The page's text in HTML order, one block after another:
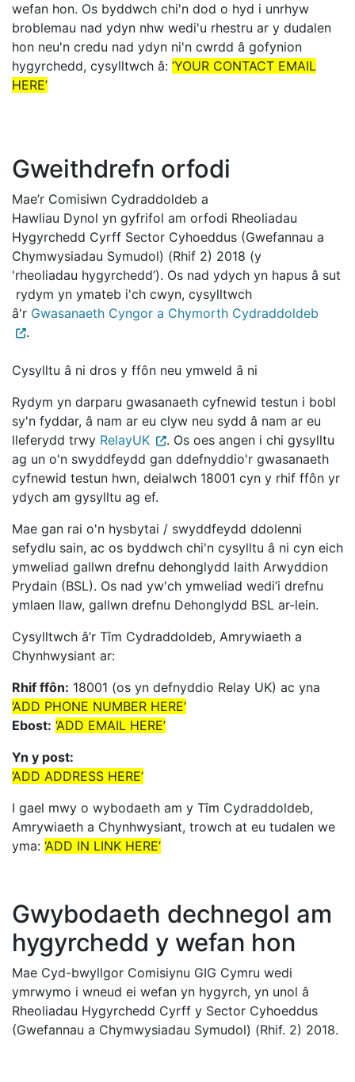
wefan hon. Os byddwch chi'n dod o hyd i unrhyw
broblemau nad ydyn nhw wedi'u rhestru ar y dudalen
hon neu'n credu nad ydyn ni'n cwrdd â gofynion
hygyrchedd, cysylltwch â: ‘YOUR CONTACT EMAIL
HERE’
Gweithdrefn orfodi
Mae’r Comisiwn Cydraddoldeb a
Hawliau Dynol yn gyfrifol am orfodi Rheoliadau
Hygyrchedd Cyrff Sector Cyhoeddus (Gwefannau a
Chymwysiadau Symudol) (Rhif 2) 2018 (y
'rheoliadau hygyrchedd’). Os nad ydych yn hapus â sut
rydym yn ymateb i'ch cwyn, cysylltwch
â'r Gwasanaeth Cyngor a Chymorth Cydraddoldeb
.
Cysylltu â ni dros y ffôn neu ymweld â ni
Rydym yn darparu gwasanaeth cyfnewid testun i bobl
sy'n fyddar, â nam ar eu clyw neu sydd â nam ar eu
lleferydd trwy RelayUK
. Os oes angen i chi gysylltu
ag un o'n swyddfeydd gan ddefnyddio'r gwasanaeth
cyfnewid testun hwn, deialwch 18001 cyn y rhif ffôn yr
ydych am gysylltu ag ef.
Mae gan rai o'n hysbytai / swyddfeydd ddolenni
sefydlu sain, ac os byddwch chi'n cysylltu â ni cyn eich
ymweliad gallwn drefnu dehonglydd Iaith Arwyddion
Prydain (BSL). Os nad yw'ch ymweliad wedi’i drefnu
ymlaen llaw, gallwn drefnu Dehonglydd BSL ar-lein.
Cysylltwch â’r Tîm Cydraddoldeb, Amrywiaeth a
Chynhwysiant ar:
Rhif ffôn: 18001 (os yn defnyddio Relay UK) ac yna
‘ADD PHONE NUMBER HERE’
Ebost: ‘ADD EMAIL HERE’
Yn y post:
‘ADD ADDRESS HERE’
I gael mwy o wybodaeth am y Tîm Cydraddoldeb,
Amrywiaeth a Chynhwysiant, trowch at eu tudalen we
yma: ‘ADD IN LINK HERE’
Gwybodaeth dechnegol am
hygyrchedd y wefan hon
Mae Cyd-bwyllgor Comisiynu GIG Cymru wedi
ymrwymo i wneud ei wefan yn hygyrch, yn unol â
Rheoliadau Hygyrchedd Cyrff y Sector Cyhoeddus
(Gwefannau a Chymwysiadau Symudol) (Rhif. 2) 2018.